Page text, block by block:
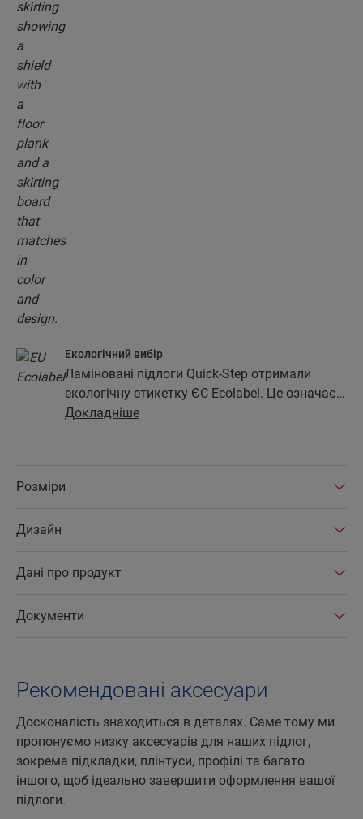
Екологічний вибір
Ламіновані підлоги Quick-Step отримали
екологічну етикетку ЄС Ecolabel. Це означає,
що вони принаймні на 80 % складаються з
підприємствах. До того ж ламіновані підлоги
ремонтом і легким демонтажем.
Докладніше
Розміри
Дизайн
Дані про продукт
Документи
Рекомендовані аксесуари
Досконалість знаходиться в деталях. Саме тому ми
пропонуємо низку аксесуарів для наших підлог,
зокрема підкладки, плінтуси, профілі та багато
іншого, щоб ідеально завершити оформлення вашої
підлоги.